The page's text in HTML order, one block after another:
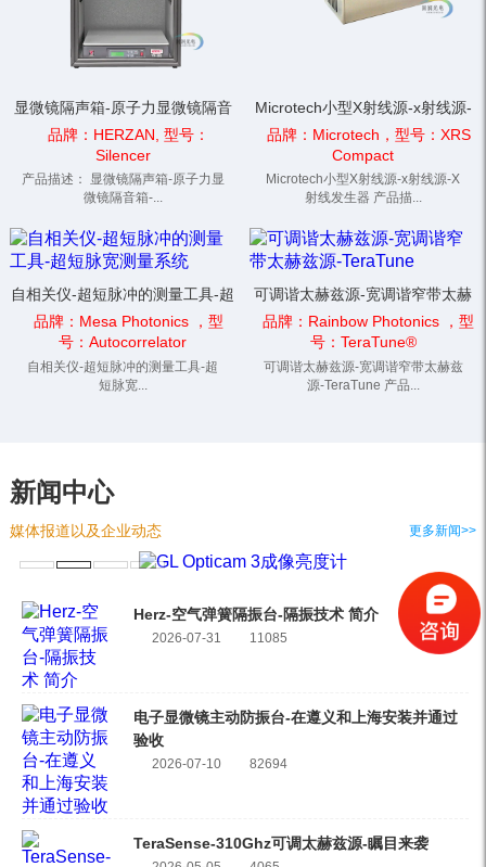
显微镜隔声箱-原子力显微镜隔音
箱-隔音箱 Silencer
品牌：HERZAN, 型号：
Silencer
产品描述： 显微镜隔声箱-原子力显
微镜隔音箱-...
Microtech小型X射线源-x射线源-
X射线发生器
品牌：Microtech，型号：XRS
Compact
Microtech小型X射线源-x射线源-X
射线发生器 产品描...
自相关仪-超短脉冲的测量工具-超
短脉宽测量系统
品牌：Mesa Photonics ，型
号：Autocorrelator
自相关仪-超短脉冲的测量工具-超
短脉宽...
可调谐太赫兹源-宽调谐窄带太赫
兹源-TeraTune
品牌：Rainbow Photonics ，型
号：TeraTune®
可调谐太赫兹源-宽调谐窄带太赫兹
源-TeraTune 产品...
新闻中心
媒体报道以及企业动态 更多新闻>>
Herz-空气弹簧隔振台-隔振技术 简介
2026-07-31 11085
电子显微镜主动防振台-在遵义和上海安装并通过
验收
2026-07-10 82694
TeraSense-310Ghz可调太赫兹源-瞩目来袭